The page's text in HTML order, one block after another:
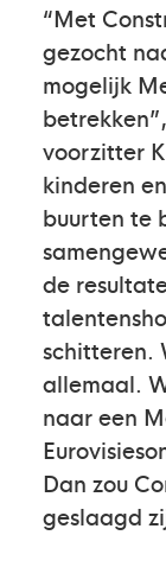
“Met
gezocht
mogelijk
voorzitter
kinderen
buurten te
de
schitteren.
allemaal.
naar een
Dan zou
geslaagd